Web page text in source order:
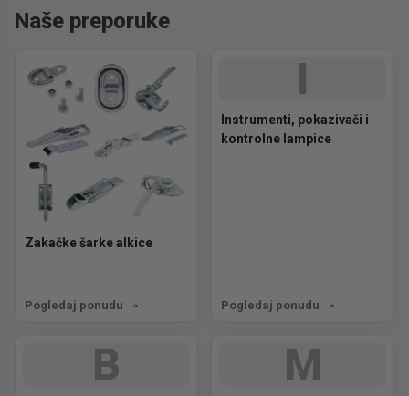
Naše preporuke
Zakačke šarke alkice
Pogledaj ponudu
I
Instrumenti, pokazivači i
kontrolne lampice
Pogledaj ponudu
B M